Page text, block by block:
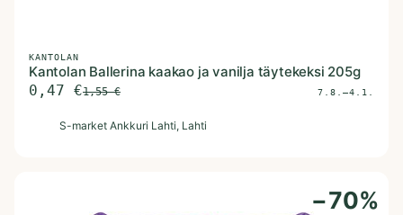
KANTOLAN
Kantolan Ballerina kaakao ja vanilja täytekeksi 205g
0,47 €1,55€ 7.8.–4.1.
S-market Ankkuri Lahti, Lahti
−70%